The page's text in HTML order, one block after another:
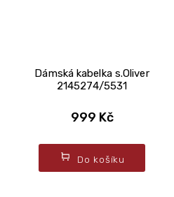
Dámská kabelka s.Oliver
2145274/5531
999 Kč
Do košíku